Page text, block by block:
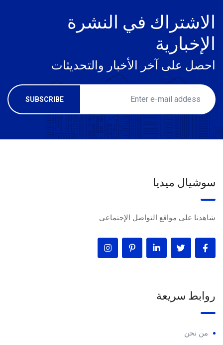
الاشتراك في النشرة
الإخبارية
احصل على آخر الأخبار والتحديثات
سوشيال ميديا
شاهدنا على مواقع التواصل الإجتماعى
روابط سريعة
من نحن